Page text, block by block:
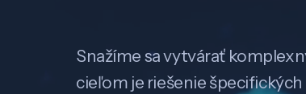
Snažíme sa vytvárať
cieľom je riešenie